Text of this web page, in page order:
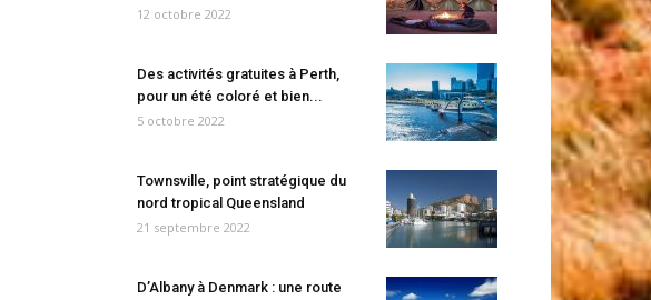
12 octobre 2022
Des activités gratuites à Perth,
pour un été coloré et bien...
5 octobre 2022
Townsville, point stratégique du
nord tropical Queensland
21 septembre 2022
D’Albany à Denmark : une route